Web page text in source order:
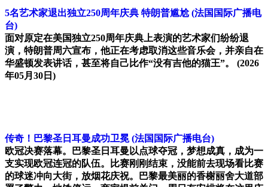
5名艺术家退出独立250周年庆典 特朗普尴尬 (法国国际广播电
台)
面对原定在美国独立250周年庆典上表演的艺术家们纷纷退
演，特朗普周六宣布，他正在考虑取消这些音乐会，并亲自在
华盛顿发表讲话，甚至将自己比作“没有吉他的猫王”。 (2026
年05月30日)
传奇！巴黎圣日耳曼成功卫冕 (法国国际广播电台)
欧冠决赛落幕。巴黎圣日耳曼以点球夺冠，梦想成真，成为一
支实现欧冠连冠的队伍。比赛刚刚结束，没能前去现场看比赛
的球迷冲向大街，放烟花庆祝。巴黎最美丽的香榭丽舍大道部